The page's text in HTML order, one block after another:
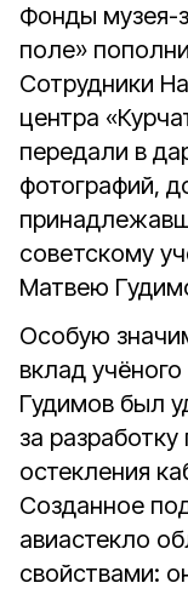
Фонды музея-
поле»
Сотрудники
центра
передали в
фотографий,
советскому
Матвею
Особую
вклад
Гудимов был
за
остекления
Созданное
авиастекло
свойствами: